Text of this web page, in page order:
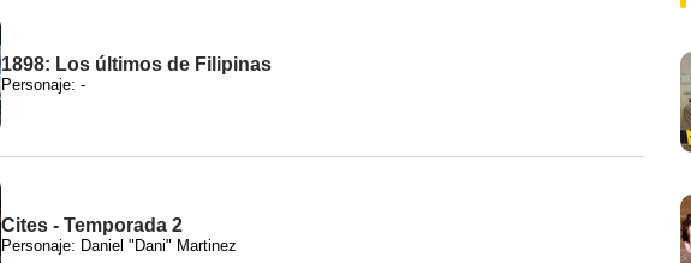
1898: Los últimos de Filipinas
Personaje: -
Cites - Temporada 2
Personaje: Daniel "Dani" Martinez